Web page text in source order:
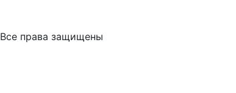
права защищены